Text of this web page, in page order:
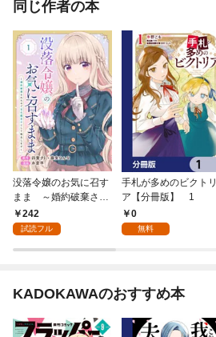
同じ作者の本
没落令嬢のお気に召す
まま ～婚約破棄され
たので宝石鑑定士とし
て独立します～（コミ
242
試読フル
手札が多めのビクトリ
ア【分冊版】 1
0
無料
KADOKAWAのおすすめ本